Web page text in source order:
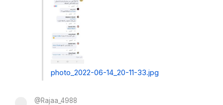
photo_2022-06-14_20-11-33.jpg
@Rajaa_4988